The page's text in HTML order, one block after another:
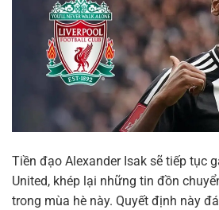
Tiền đạo Alexander Isak sẽ tiếp tục
United, khép lại những tin đồn
trong mùa hè này. Quyết định này